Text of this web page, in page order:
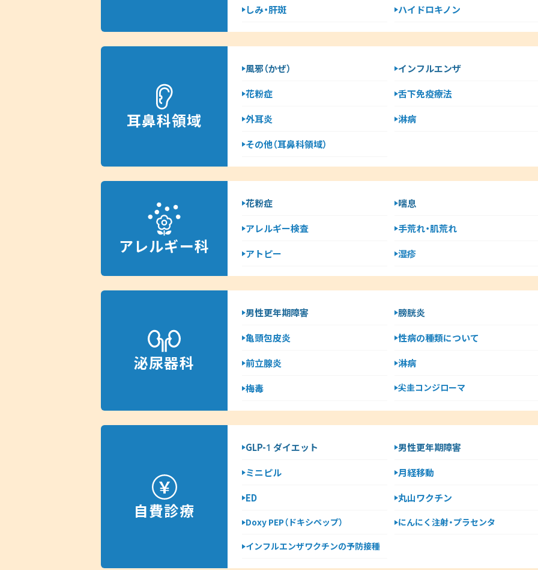
しみ・肝斑
ハイドロキノン
耳鼻科領域
風邪（かぜ）
インフルエンザ
花粉症
舌下免疫療法
外耳炎
淋病
その他（耳鼻科領域）
アレルギー科
花粉症
喘息
アレルギー検査
手荒れ・肌荒れ
アトピー
湿疹
泌尿器科
男性更年期障害
膀胱炎
亀頭包皮炎
性病の種類について
前立腺炎
淋病
梅毒
尖圭コンジローマ
自費診療
GLP-1 ダイエット
男性更年期障害
ミニピル
月経移動
ED
丸山ワクチン
Doxy PEP（ドキシペップ）
にんにく注射・プラセンタ
インフルエンザワクチンの予防接種